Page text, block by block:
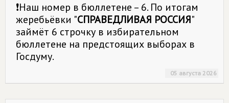
❗Наш номер в бюллетене – 6. По итогам
жеребьёвки "СПРАВЕДЛИВАЯ РОССИЯ"
займёт 6 строчку в избирательном
бюллетене на предстоящих выборах в
Госдуму.
05 августа 2026